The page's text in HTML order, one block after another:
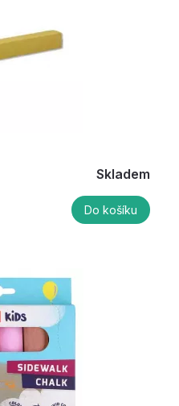
Skladem
Do košíku